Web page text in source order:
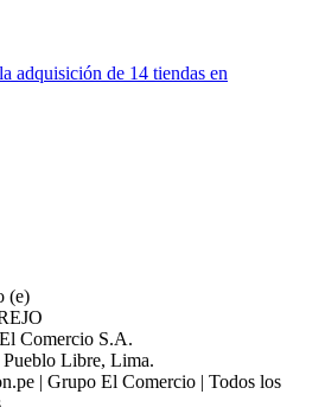
(e)
Comercio S.A.
Pueblo Libre, Lima.
| Grupo El Comercio | Todos los